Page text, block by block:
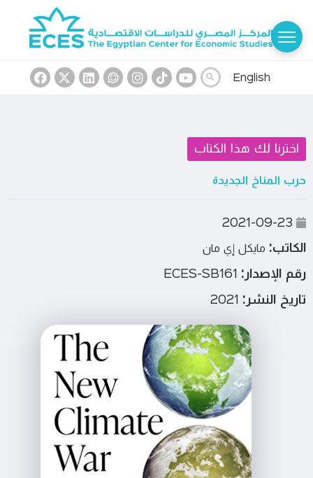
English
اخترنا لك هذا الكتاب
حرب المناخ الجديدة
الكاتب: مايكل إي مان
رقم الإصدار:
تاريخ النشر: